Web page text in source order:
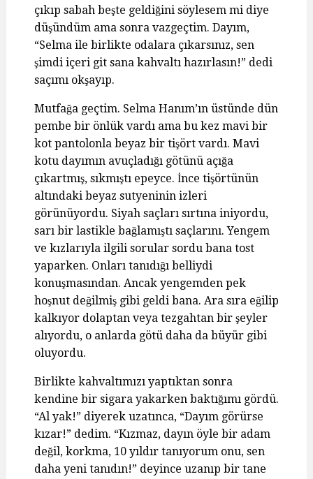
çıkıp sabah beşte geldiğini söylesem mi diye
düşündüm ama sonra vazgeçtim. Dayım,
“Selma ile birlikte odalara çıkarsınız, sen
şimdi içeri git sana kahvaltı hazırlasın!” dedi
saçımı okşayıp.
Mutfağa geçtim. Selma Hanım’ın üstünde dün
pembe bir önlük vardı ama bu kez mavi bir
kot pantolonla beyaz bir tişört vardı. Mavi
kotu dayımın avuçladığı götünü açığa
çıkartmış, sıkmıştı epeyce. İnce tişörtünün
altındaki beyaz sutyeninin izleri
görünüyordu. Siyah saçları sırtına iniyordu,
sarı bir lastikle bağlamıştı saçlarını. Yengem
ve kızlarıyla ilgili sorular sordu bana tost
yaparken. Onları tanıdığı belliydi
konuşmasından. Ancak yengemden pek
hoşnut değilmiş gibi geldi bana. Ara sıra eğilip
kalkıyor dolaptan veya tezgahtan bir şeyler
alıyordu, o anlarda götü daha da büyür gibi
oluyordu.
Birlikte kahvaltımızı yaptıktan sonra
kendine bir sigara yakarken baktığımı gördü.
“Al yak!” diyerek uzatınca, “Dayım görürse
kızar!” dedim. “Kızmaz, dayın öyle bir adam
değil, korkma, 10 yıldır tanıyorum onu, sen
daha yeni tanıdın!” deyince uzanıp bir tane